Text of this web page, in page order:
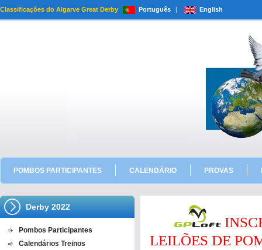
Classificações do Algarve Great Derby Português | English
POMBOS PARTICIPANTES CALENDÁRIO PROVAS
Derby 2022
Pombos Participantes
Calendários Treinos
LEILÕES DE